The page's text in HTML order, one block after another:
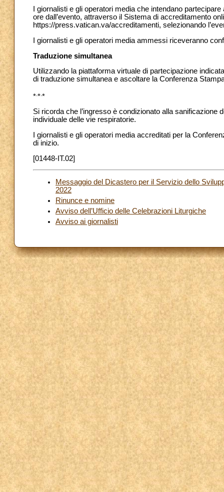
I giornalisti e gli operatori media che intendano
ore dall’evento, attraverso il Sistema di accreditamento
https://press.vatican.va/accreditamenti, selezionando
I giornalisti e gli operatori media ammessi riceveranno
Traduzione simultanea
Utilizzando la piattaforma virtuale di partecipazione
di traduzione simultanea e ascoltare la Conferenza
*.*.*
Si ricorda che l’ingresso è condizionato alla
individuale delle vie respiratorie.
I giornalisti e gli operatori media accreditati per la
di inizio.
[01448-IT.02]
Messaggio del Dicastero per il Servizio dello
2022
Rinunce e nomine
Avviso dell’Ufficio delle Celebrazioni Liturgiche
Avviso ai giornalisti